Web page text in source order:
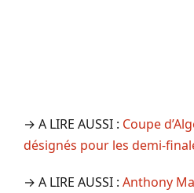
→ A LIRE AUSSI : Coupe
désignés pour les demi-
→ A LIRE AUSSI : Anthony